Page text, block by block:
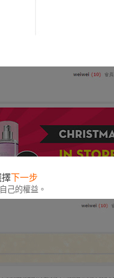
擇下一步
己的權益。